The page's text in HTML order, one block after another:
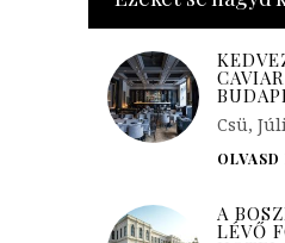
Csü,
OLVASD
A
LÉVŐ